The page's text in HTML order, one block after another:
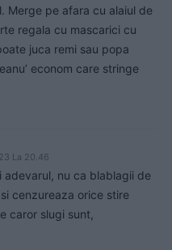
Merge pe afara cu alaiul de
regala cu mascarici cu
juca remi sau popa
econom care stringe
La 20.46
adevarul, nu ca blablagii de
cenzureaza orice stire
caror slugi sunt,